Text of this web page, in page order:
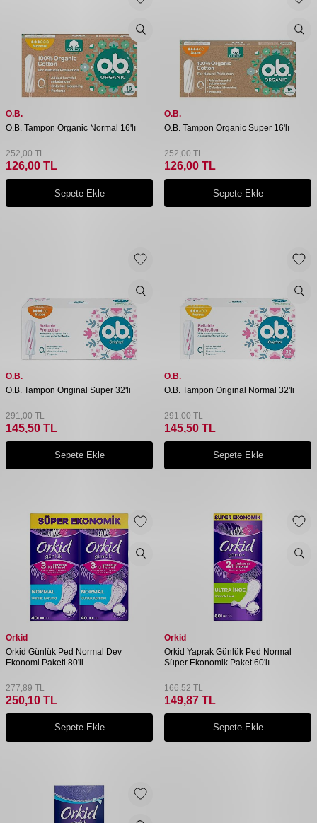
O.B.
O.B. Tampon Organic Normal 16'lı
252,00 TL
126,00 TL
Sepete Ekle
O.B.
O.B. Tampon Organic Super 16'lı
252,00 TL
126,00 TL
Sepete Ekle
O.B.
O.B. Tampon Original Super 32'li
291,00 TL
145,50 TL
Sepete Ekle
O.B.
O.B. Tampon Original Normal 32'li
291,00 TL
145,50 TL
Sepete Ekle
Orkid
Orkid Günlük Ped Normal Dev
Ekonomi Paketi 80'li
277,89 TL
250,10 TL
Sepete Ekle
Orkid
Orkid Yaprak Günlük Ped Normal
Süper Ekonomik Paket 60'lı
166,52 TL
149,87 TL
Sepete Ekle